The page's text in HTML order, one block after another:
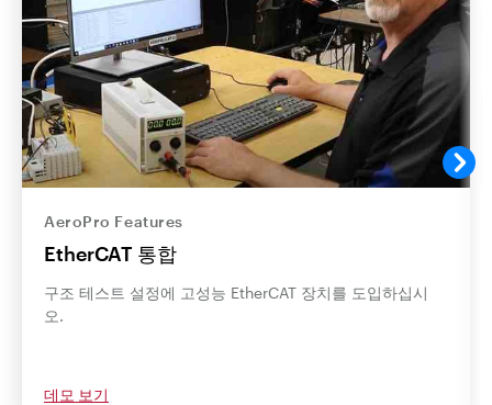
AeroPro Features
EtherCAT 통합
구조 테스트 설정에 고성능 EtherCAT 장치를 도입하십시
오.
데모 보기